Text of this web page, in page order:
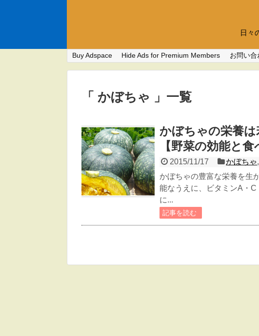
日々
Buy Adspace Hide Ads for Premium Members お問い合
「 かぼちゃ 」一覧
かぼちゃの栄養は
【野菜の効能と食
2015/11/17 かぼちゃ,
かぼちゃの豊富な栄養を生
能なうえに、ビタミンA・
に...
記事を読む